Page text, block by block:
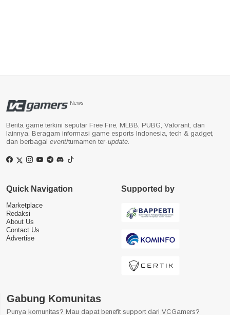
News
Berita game terkini seputar Free Fire, MLBB, PUBG, Valorant, dan
lainnya. Beragam informasi game esports Indonesia, tech & gadget,
dan berbagai event/turnamen ter-update.
Quick Navigation
Marketplace
Redaksi
About Us
Contact Us
Advertise
Supported by
Gabung Komunitas
Punya komunitas? Mau dapat benefit support dari VCGamers?